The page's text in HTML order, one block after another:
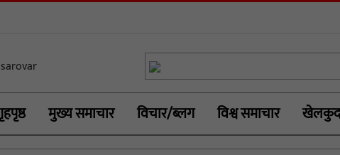
मुख्य समाचार विचार/ब्लग विश्व समाचार खेलकुद